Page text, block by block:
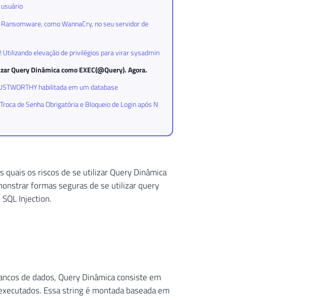
como WannaCry, no seu servidor de
elevação de privilégios para virar sysadmin
Query Dinâmica como EXEC(@Query). Agora.
habilitada em um database
de Senha Obrigatória e Bloqueio de Login após N
os riscos de se utilizar Query Dinâmica
formas seguras de se utilizar query
Injection.
de dados, Query Dinâmica consiste em
Essa string é montada baseada em